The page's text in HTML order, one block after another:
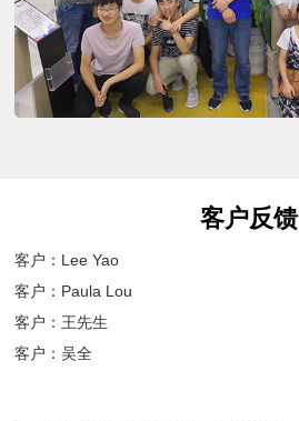
客户反馈
客户：Lee Yao
客户：Paula Lou
客户：王先生
客户：吴全